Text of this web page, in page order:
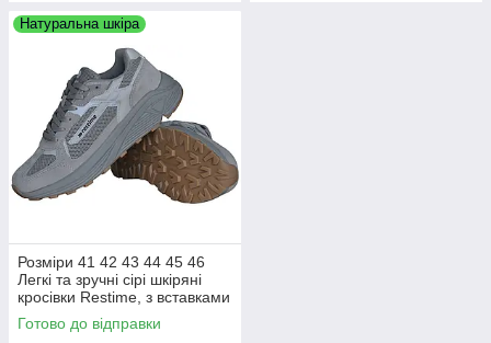
Натуральна шкіра
Розміри 41 42 43 44 45 46
Легкі та зручні сірі шкіряні
кросівки Restime, з вставками
з сітки, літо осінь, на підошві з
піни
Готово до відправки